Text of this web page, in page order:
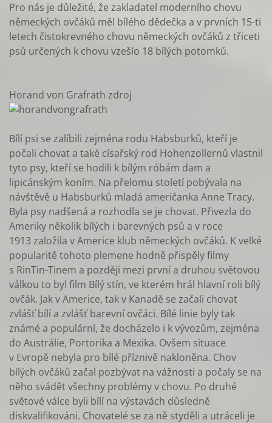
Pro nás je důležité, že zakladatel moderního chovu
německých ovčáků měl bílého dědečka a v prvních 15-ti
letech čistokrevného chovu německých ovčáků z třiceti
psů určených k chovu vzešlo 18 bílých potomků.
Horand von Grafrath zdroj
Bílí psi se zalíbili zejména rodu Habsburků, kteří je
počali chovat a také císařský rod Hohenzollernů vlastnil
tyto psy, kteří se hodili k bílým róbám dam a
lipicánským koním. Na přelomu století pobývala na
návštěvě u Habsburků mladá američanka Anne Tracy.
Byla psy nadšená a rozhodla se je chovat. Přivezla do
Ameriky několik bílých i barevných psů a v roce
1913 založila v Americe klub německých ovčáků. K velké
popularitě tohoto plemene hodně přispěly filmy
s RinTin-Tinem a později mezi první a druhou světovou
válkou to byl film Bílý stín, ve kterém hrál hlavní roli bílý
ovčák. Jak v Americe, tak v Kanadě se začali chovat
zvlášť bílí a zvlášť barevní ovčáci. Bílé linie byly tak
známé a populární, že docházelo i k vývozům, zejména
do Austrálie, Portorika a Mexika. Ovšem situace
v Evropě nebyla pro bílé příznivě nakloněna. Chov
bílých ovčáků začal pozbývat na vážnosti a počaly se na
něho svádět všechny problémy v chovu. Po druhé
světové válce byli bílí na výstavách důsledně
diskvalifikováni. Chovatelé se za ně styděli a utráceli je